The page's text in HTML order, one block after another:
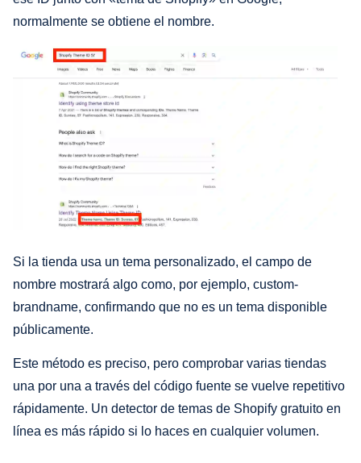
normalmente se obtiene el nombre.
Si la tienda usa un tema personalizado, el campo de
nombre mostrará algo como, por ejemplo, custom-
brandname, confirmando que no es un tema disponible
públicamente.
Este método es preciso, pero comprobar varias tiendas
una por una a través del código fuente se vuelve repetitivo
rápidamente. Un detector de temas de Shopify gratuito en
línea es más rápido si lo haces en cualquier volumen.